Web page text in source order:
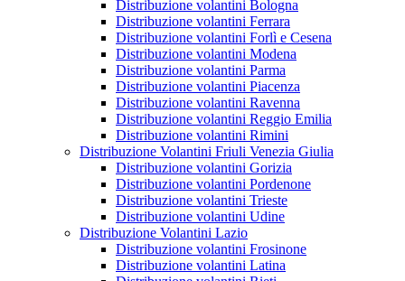
Distribuzione volantini Bologna
Distribuzione volantini Ferrara
Distribuzione volantini Forlì e Cesena
Distribuzione volantini Modena
Distribuzione volantini Parma
Distribuzione volantini Piacenza
Distribuzione volantini Ravenna
Distribuzione volantini Reggio Emilia
Distribuzione volantini Rimini
Distribuzione Volantini Friuli Venezia Giulia
Distribuzione volantini Gorizia
Distribuzione volantini Pordenone
Distribuzione volantini Trieste
Distribuzione volantini Udine
Distribuzione Volantini Lazio
Distribuzione volantini Frosinone
Distribuzione volantini Latina